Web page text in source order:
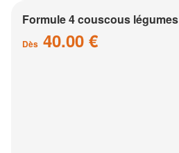
Formule 4 couscous légumes
Dès 40.00 €